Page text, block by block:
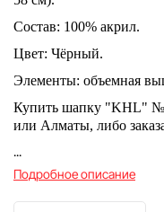
Состав: 100% акрил.
Цвет: Чёрный.
Элементы: объемная
Купить шапку "KHL"
или Алматы, либо
...
Подробное описание